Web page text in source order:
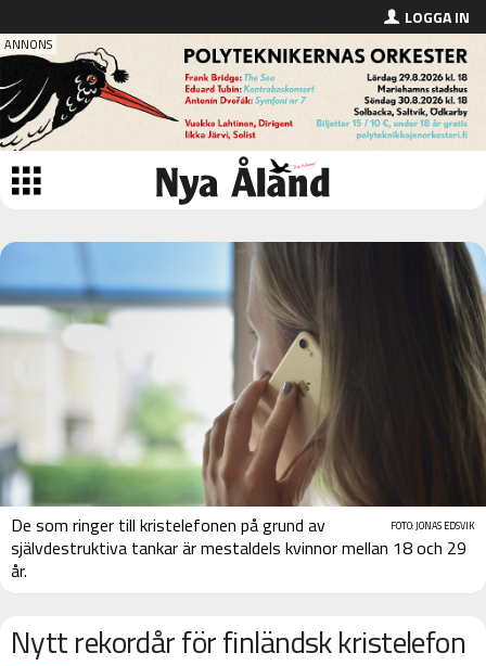
LOGGA IN
FOTO: JONAS EDSVIK
De som ringer till kristelefonen på grund av
självdestruktiva tankar är mestaldels kvinnor mellan 18 och 29
år.
Nytt rekordår för finländsk kristelefon